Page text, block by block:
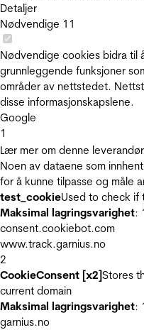
Detaljer
Nødvendige 11
Nødvendige cookies bidra til
grunnleggende funksjoner
områder av nettstedet.
disse informasjonskapslene.
Google
1
Lær mer om denne
Noen av dataene som
for å kunne tilpasse og måle
test_cookieUsed to check if
Maksimal lagringsvarighet:
consent.cookiebot.com
www.track.garnius.no
2
CookieConsent [x2]Stores
current domain
Maksimal lagringsvarighet:
garnius.no